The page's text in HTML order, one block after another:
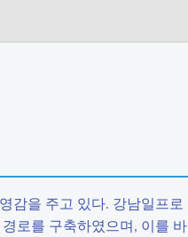
감을 주고 있다. 강남일프로
로를 구축하였으며, 이를 바